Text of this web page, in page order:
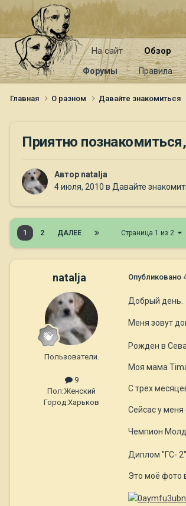
На сайт Обзор
Форумы Правила
Главная О разном Давайте знакомиться
Приятно
Автор natalja
4 июля, 2010 в Давайте
1 2 ДАЛЕЕ Страница 1 из 2
natalja
Пользователи.
9
Пол:Женский
Город:Харьков
Опубликовано
Добрый день.
Меня зовут
Рожден в
Моя мама
С трех
Сейсас у
Чемпион
Диплом "ГС-
Это моё фото